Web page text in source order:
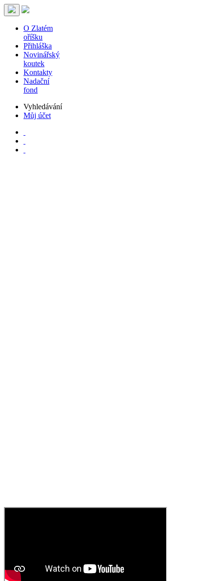
O Zlatém
oříšku
Přihláška
Novinářský
koutek
Kontakty
Nadační
fond
Vyhledávání
Můj účet